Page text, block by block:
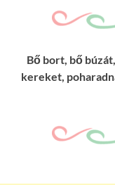
Bő bort, bő
kereket,